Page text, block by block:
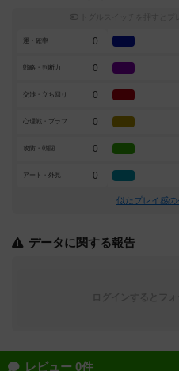
運・確率 0
戦略・判断力 0
交渉・立ち回り 0
心理戦・ブラフ 0
攻防・戦闘 0
アート・外見 0
似たプレイ感
データに関する報告
レビュー 0件